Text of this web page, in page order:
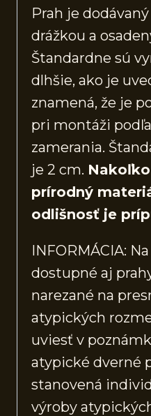
Prah je
drážkou a
Štandardne sú
dlhšie, ako je
znamená, že je
pri montáži
zamerania.
je 2 cm.
prírodný
odlišnosť je
INFORMÁCIA:
dostupné aj
narezané na
atypických
uviesť v
atypické dverné
stanovená
výroby